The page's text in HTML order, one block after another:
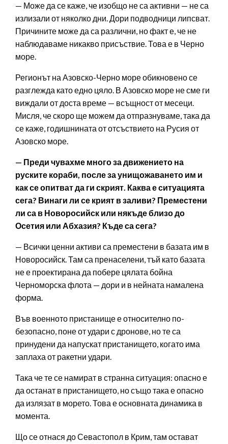
— Може да се каже, че изобщо не са активни — не са
излизали от няколко дни. Дори подводници липсват.
Причините може да са различни, но факт е, че не
наблюдаваме никакво присъствие. Това е в Черно
море.
Регионът на Азовско-Черно море обикновено се
разглежда като едно цяло. В Азовско море не сме ги
виждали от доста време — всъщност от месеци.
Мисля, че скоро ще можем да отпразнуваме, така да
се каже, годишнината от отсъствието на Русия от
Азовско море.
— Преди чувахме много за движението на
руските кораби, после за унищожаването им и
как се опитват да ги скрият. Каква е ситуацията
сега? Винаги ли се крият в заливи? Преместени
ли са в Новоросийск или някъде близо до
Осетия или Абхазия? Къде са сега?
— Всички ценни активи са преместени в базата им в
Новоросийск. Там са пренаселени, тъй като базата
не е проектирана да побере цялата бойна
Черноморска флота — дори и в нейната намалена
форма.
Във военното пристанище е относително по-
безопасно, поне от удари с дронове, но те са
принудени да напускат пристанището, когато има
заплаха от ракетни удари.
Така че те се намират в странна ситуация: опасно е
да останат в пристанището, но също така е опасно
да излязат в морето. Това е основната динамика в
момента.
Що се отнася до Севастопол в Крим, там остават